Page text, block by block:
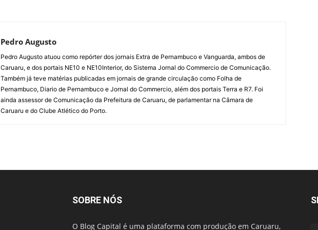
Pedro Augusto
Pedro Augusto atuou como repórter dos jornais Extra de Pernambuco e Vanguarda, ambos de
Caruaru, e dos portais NE10 e NE10Interior, do Sistema Jornal do Commercio de Comunicação.
Também já teve matérias publicadas em jornais de grande circulação como Folha de
Pernambuco, Diario de Pernambuco e Jornal do Commercio, além dos portais Terra e R7. Foi
ainda assessor de Comunicação da Prefeitura de Caruaru, de parlamentar na Câmara de
Caruaru e do Clube Atlético do Porto.
SOBRE NÓS
O Blog Capital é uma plataforma com produção em Caruaru,